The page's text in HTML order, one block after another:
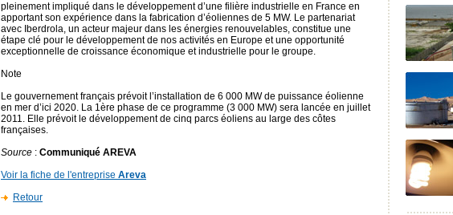
pleinement impliqué dans le développement d’une filière industrielle en France en
apportant son expérience dans la fabrication d’éoliennes de 5 MW. Le partenariat
avec Iberdrola, un acteur majeur dans les énergies renouvelables, constitue une
étape clé pour le développement de nos activités en Europe et une opportunité
exceptionnelle de croissance économique et industrielle pour le groupe.
Note
Le gouvernement français prévoit l’installation de 6 000 MW de puissance éolienne
en mer d’ici 2020. La 1ère phase de ce programme (3 000 MW) sera lancée en juillet
2011. Elle prévoit le développement de cinq parcs éoliens au large des côtes
françaises.
Source : Communiqué AREVA
Voir la fiche de l'entreprise Areva
Retour